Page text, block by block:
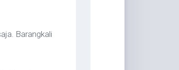
Barangkali